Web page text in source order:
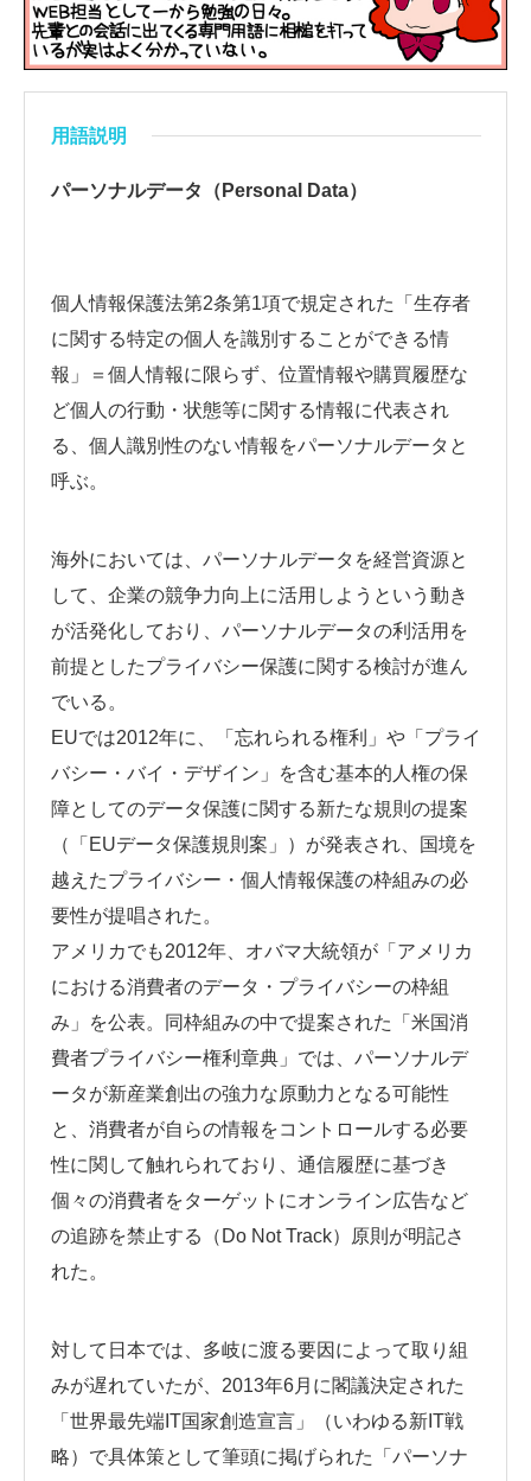
用語説明
パーソナルデータ（Personal Data）
個人情報保護法第2条第1項で規定された「生存者
に関する特定の個人を識別することができる情
報」＝個人情報に限らず、位置情報や購買履歴な
ど個人の行動・状態等に関する情報に代表され
る、個人識別性のない情報をパーソナルデータと
呼ぶ。
海外においては、パーソナルデータを経営資源と
して、企業の競争力向上に活用しようという動き
が活発化しており、パーソナルデータの利活用を
前提としたプライバシー保護に関する検討が進ん
でいる。
EUでは2012年に、「忘れられる権利」や「プライ
バシー・バイ・デザイン」を含む基本的人権の保
障としてのデータ保護に関する新たな規則の提案
（「EUデータ保護規則案」）が発表され、国境を
越えたプライバシー・個人情報保護の枠組みの必
要性が提唱された。
アメリカでも2012年、オバマ大統領が「アメリカ
における消費者のデータ・プライバシーの枠組
み」を公表。同枠組みの中で提案された「米国消
費者プライバシー権利章典」では、パーソナルデ
ータが新産業創出の強力な原動力となる可能性
と、消費者が自らの情報をコントロールする必要
性に関して触れられており、通信履歴に基づき
個々の消費者をターゲットにオンライン広告など
の追跡を禁止する（Do Not Track）原則が明記さ
れた。
対して日本では、多岐に渡る要因によって取り組
みが遅れていたが、2013年6月に閣議決定された
「世界最先端IT国家創造宣言」（いわゆる新IT戦
略）で具体策として筆頭に掲げられた「パーソナ